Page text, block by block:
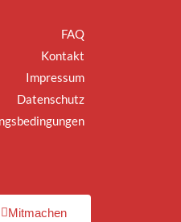
FAQ
Kontakt
Impressum
Datenschutz
Mitmachen